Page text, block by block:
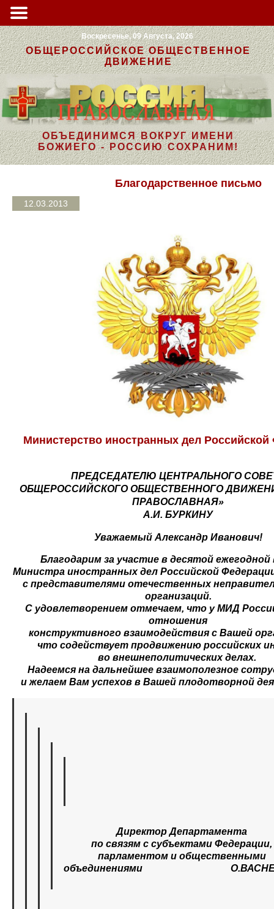
Воскресенье, 09 Августа, 2026
ОБЩЕРОССИЙСКОЕ ОБЩЕСТВЕННОЕ
ДВИЖЕНИЕ
ОБЪЕДИНИМСЯ ВОКРУГ ИМЕНИ
БОЖИЕГО - РОССИЮ СОХРАНИМ!
Благодарственное письмо
12.03.2013
Министерство иностранных дел Российской
ПРЕДСЕДАТЕЛЮ ЦЕНТРАЛЬНОГО
ОБЩЕРОССИЙСКОГО ОБЩЕСТВЕННОГО
ПРАВОСЛАВНАЯ»
А.И. БУРКИНУ
Уважаемый Александр Иванович!
Благодарим за участие в десятой ежегодной
Министра иностранных дел Российской
с представителями отечественных
организаций.
С удовлетворением отмечаем, что у МИД
отношения
конструктивного взаимодействия с Вашей
что содействует продвижению российских
во внешнеполитических делах.
Надеемся на дальнейшее взаимополезное
и желаем Вам успехов в Вашей плодотворной
Директор Департамента
по связям с субъектами Федерации,
парламентом и общественными
объединениями